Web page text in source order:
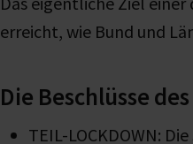
erreicht, wie Bund und
Die Beschlüsse
TEIL-LOCKDOWN: